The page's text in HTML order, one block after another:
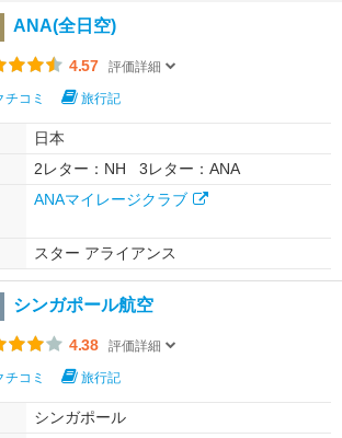
ANA(全日空)
4.57 評価詳細
チコミ 旅行記
日本
2レター：NH 3レター：ANA
ANAマイレージクラブ
スター アライアンス
シンガポール航空
4.38 評価詳細
チコミ 旅行記
シンガポール